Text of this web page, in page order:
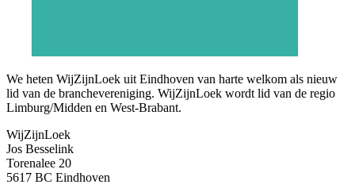
We heten WijZijnLoek uit Eindhoven van harte welkom als nieuw
lid van de branchevereniging. WijZijnLoek wordt lid van de regio
Limburg/Midden en West-Brabant.
WijZijnLoek
Jos Besselink
Torenalee 20
5617 BC Eindhoven